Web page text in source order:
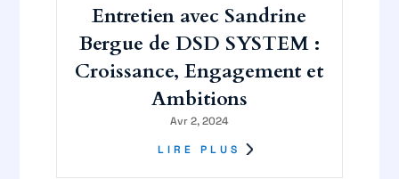
Entretien avec Sandrine
Bergue de DSD SYSTEM :
Croissance, Engagement et
Ambitions
Avr 2, 2024
LIRE PLUS